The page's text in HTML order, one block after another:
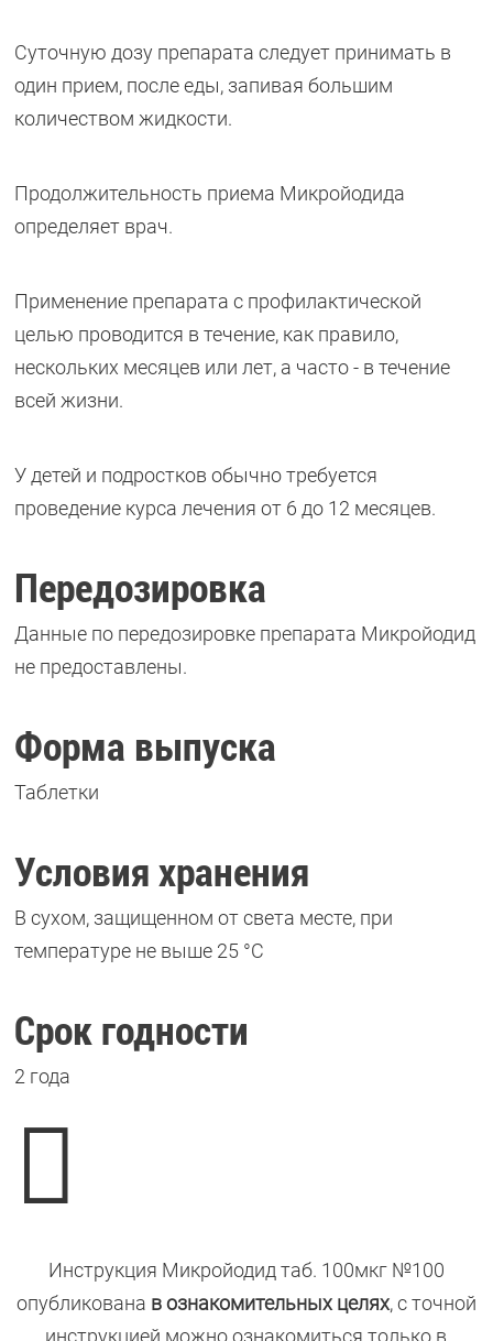
Суточную дозу препарата следует принимать в
один прием, после еды, запивая большим
количеством жидкости.
Продолжительность приема Микройодида
определяет врач.
Применение препарата с профилактической
целью проводится в течение, как правило,
нескольких месяцев или лет, а часто - в течение
всей жизни.
У детей и подростков обычно требуется
проведение курса лечения от 6 до 12 месяцев.
Передозировка
Данные по передозировке препарата Микройодид
не предоставлены.
Форма выпуска
Таблетки
Условия хранения
В сухом, защищенном от света месте, при
температуре не выше 25 °C
Срок годности
2 года

Инструкция Микройодид таб. 100мкг №100
опубликована в ознакомительных целях, с точной
инструкцией можно ознакомиться только в